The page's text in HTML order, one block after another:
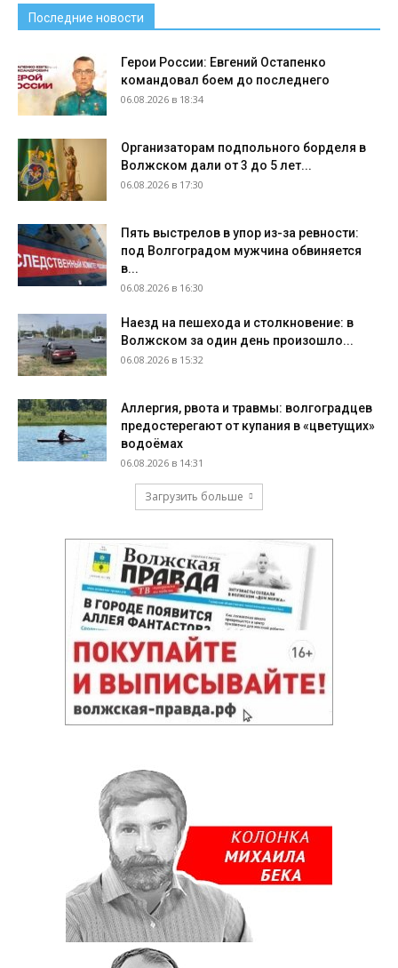
Последние новости
Герои России: Евгений Остапенко
командовал боем до последнего
06.08.2026 в 18:34
Организаторам подпольного борделя в
Волжском дали от 3 до 5 лет...
06.08.2026 в 17:30
Пять выстрелов в упор из-за ревности:
под Волгоградом мужчина обвиняется
в...
06.08.2026 в 16:30
Наезд на пешехода и столкновение: в
Волжском за один день произошло...
06.08.2026 в 15:32
Аллергия, рвота и травмы: волгоградцев
предостерегают от купания в «цветущих»
водоёмах
06.08.2026 в 14:31
Загрузить больше